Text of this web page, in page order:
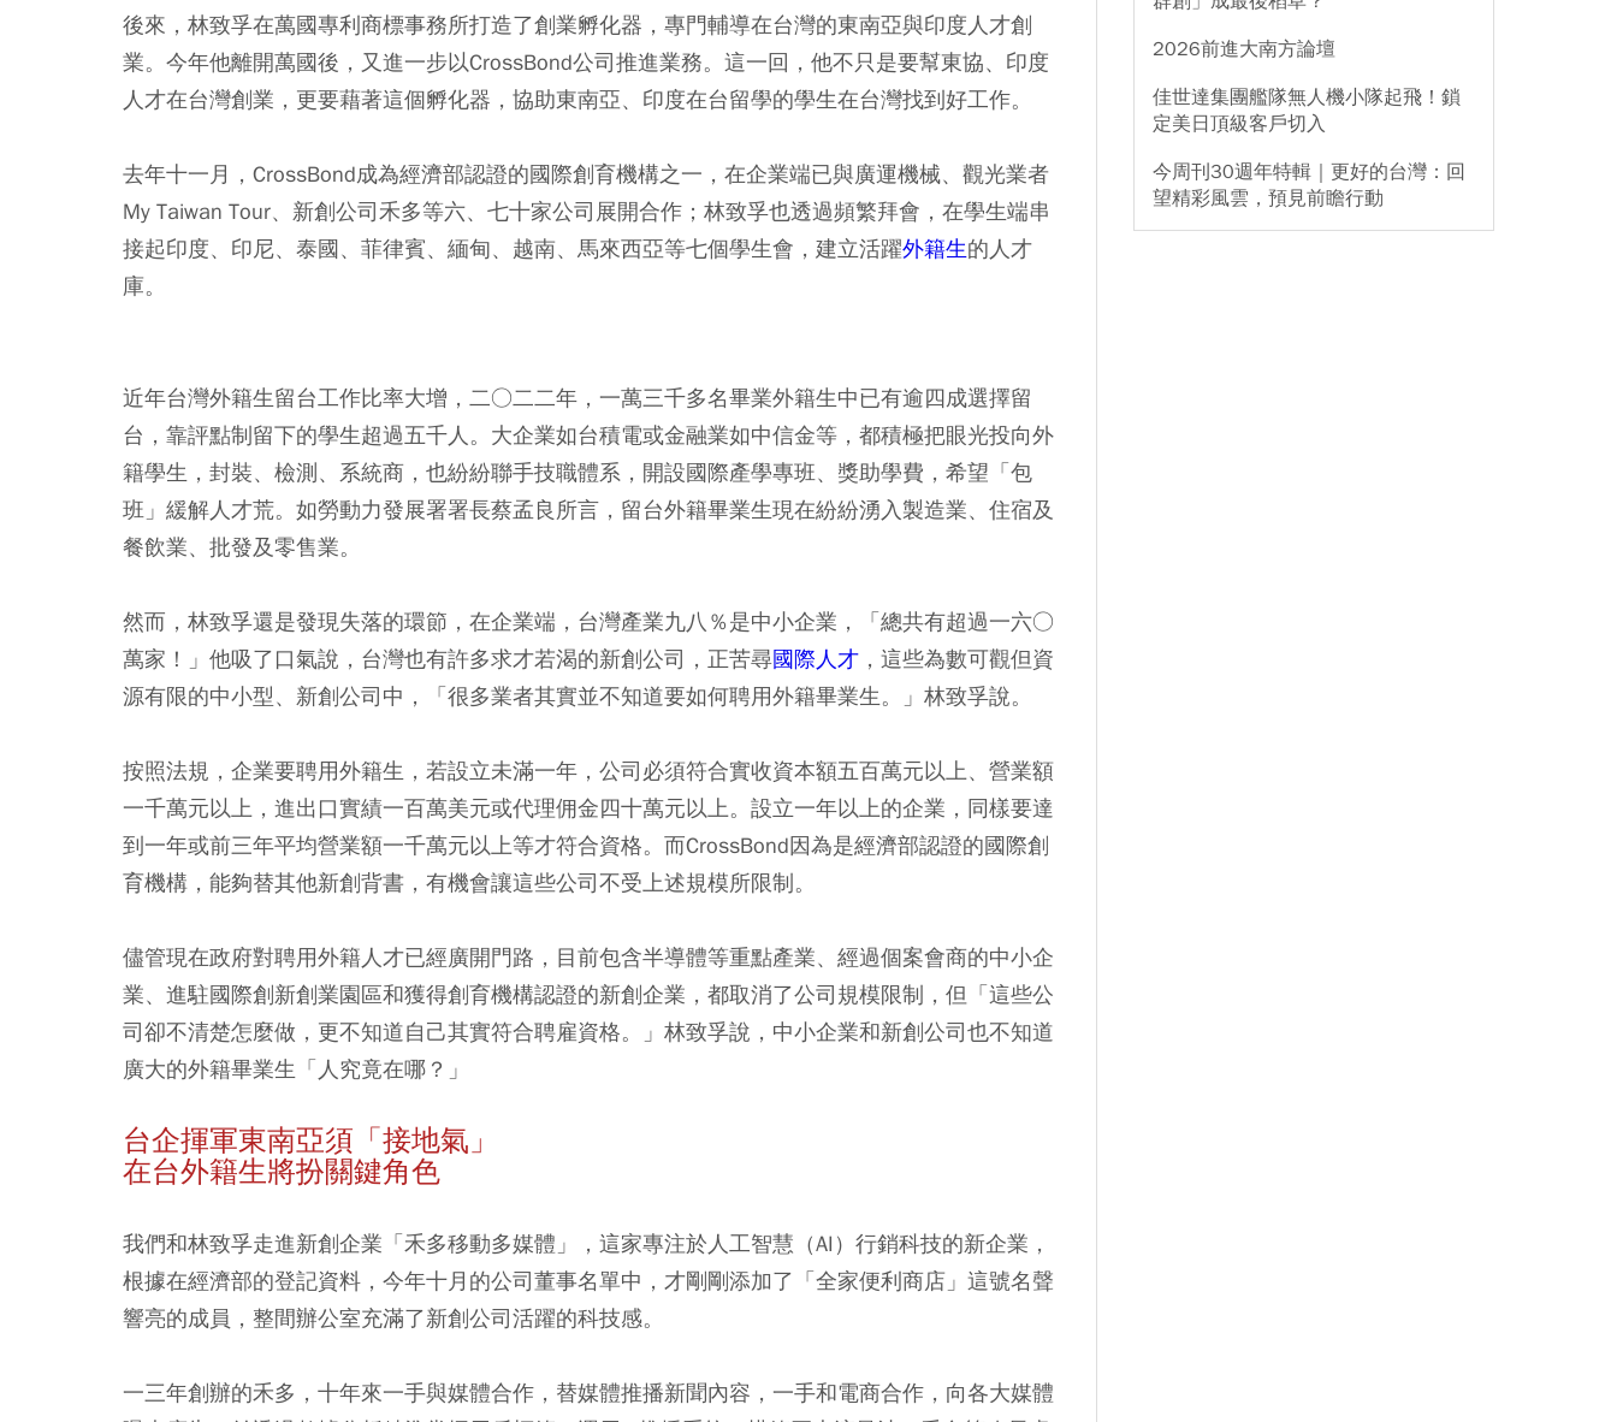
後來，林致孚在萬國專利商標事務所打造了創業孵化器，專門輔導在台灣的東南亞與印度人才創
業。今年他離開萬國後，又進一步以CrossBond公司推進業務。這一回，他不只是要幫東協、印度
人才在台灣創業，更要藉著這個孵化器，協助東南亞、印度在台留學的學生在台灣找到好工作。
去年十一月，CrossBond成為經濟部認證的國際創育機構之一，在企業端已與廣運機械、觀光業者
My Taiwan Tour、新創公司禾多等六、七十家公司展開合作；林致孚也透過頻繁拜會，在學生端串
接起印度、印尼、泰國、菲律賓、緬甸、越南、馬來西亞等七個學生會，建立活躍外籍生的人才
庫。
近年台灣外籍生留台工作比率大增，二○二二年，一萬三千多名畢業外籍生中已有逾四成選擇留
台，靠評點制留下的學生超過五千人。大企業如台積電或金融業如中信金等，都積極把眼光投向外
籍學生，封裝、檢測、系統商，也紛紛聯手技職體系，開設國際產學專班、獎助學費，希望「包
班」緩解人才荒。如勞動力發展署署長蔡孟良所言，留台外籍畢業生現在紛紛湧入製造業、住宿及
餐飲業、批發及零售業。
然而，林致孚還是發現失落的環節，在企業端，台灣產業九八％是中小企業，「總共有超過一六○
萬家！」他吸了口氣說，台灣也有許多求才若渴的新創公司，正苦尋國際人才 ，這些為數可觀但資
源有限的中小型、新創公司中，「很多業者其實並不知道要如何聘用外籍畢業生。」林致孚說。
按照法規，企業要聘用外籍生，若設立未滿一年，公司必須符合實收資本額五百萬元以上、營業額
一千萬元以上，進出口實績一百萬美元或代理佣金四十萬元以上。設立一年以上的企業，同樣要達
到一年或前三年平均營業額一千萬元以上等才符合資格。而CrossBond因為是經濟部認證的國際創
育機構，能夠替其他新創背書，有機會讓這些公司不受上述規模所限制。
儘管現在政府對聘用外籍人才已經廣開門路，目前包含半導體等重點產業、經過個案會商的中小企
業、進駐國際創新創業園區和獲得創育機構認證的新創企業，都取消了公司規模限制，但「這些公
司卻不清楚怎麼做，更不知道自己其實符合聘雇資格。」林致孚說，中小企業和新創公司也不知道
廣大的外籍畢業生「人究竟在哪？」
台企揮軍東南亞須「接地氣」
在台外籍生將扮關鍵角色
我們和林致孚走進新創企業「禾多移動多媒體」，這家專注於人工智慧（AI）行銷科技的新企業，
根據在經濟部的登記資料，今年十月的公司董事名單中，才剛剛添加了「全家便利商店」這號名聲
響亮的成員，整間辦公室充滿了新創公司活躍的科技感。
一三年創辦的禾多，十年來一手與媒體合作，替媒體推播新聞內容，一手和電商合作，向各大媒體
2026前進大南方論壇
佳世達集團艦隊無人機小隊起飛！鎖
定美日頂級客戶切入
今周刊30週年特輯｜更好的台灣：回
望精彩風雲，預見前瞻行動